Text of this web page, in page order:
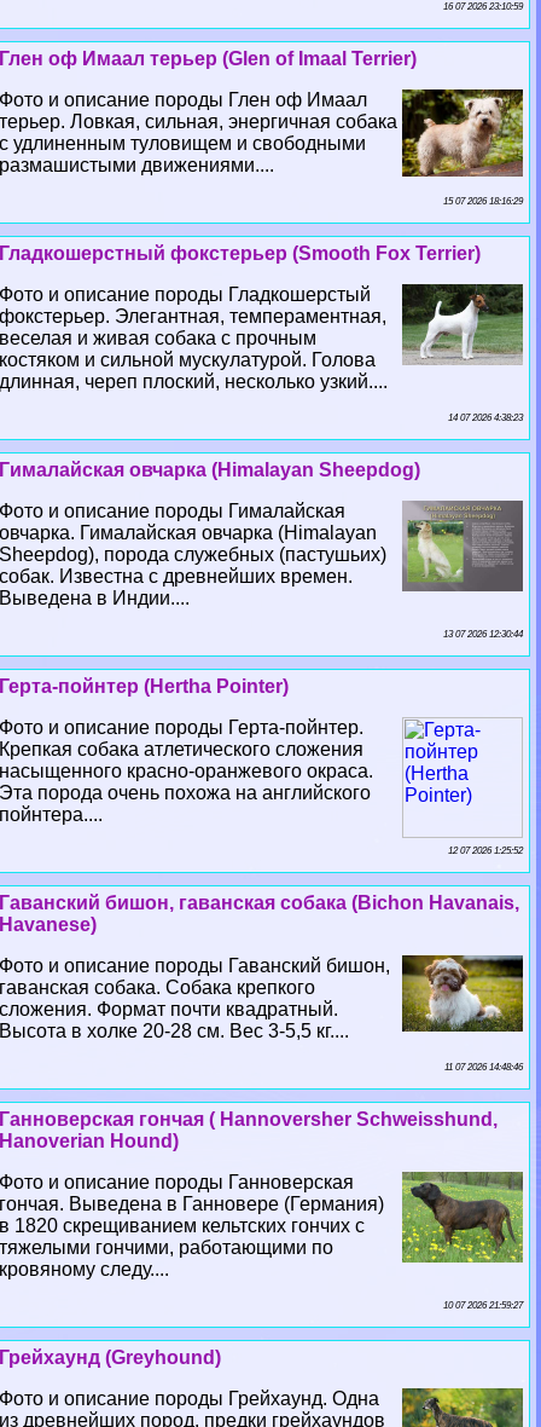
16 07 2026 23:10:59
Глен оф Имаал терьер (Glen of Imaal Terrier)
Фото и описание породы Глен оф Имаал
терьер. Ловкая, сильная, энергичная собака
с удлиненным туловищем и свободными
размашистыми движениями....
15 07 2026 18:16:29
Гладкошерстный фокстерьер (Smooth Fox Terrier)
Фото и описание породы Гладкошерстый
фокстерьер. Элегантная, темпераментная,
веселая и живая собака с прочным
костяком и сильной мускулатурой. Голова
длинная, череп плоский, несколько узкий....
14 07 2026 4:38:23
Гималайская овчарка (Himalayan Sheepdog)
Фото и описание породы Гималайская
овчарка. Гималайская овчарка (Himalayan
Sheepdog), порода служебных (пастушьих)
собак. Известна с древнейших времен.
Выведена в Индии....
13 07 2026 12:30:44
Герта-пойнтер (Hertha Pointer)
Фото и описание породы Герта-пойнтер.
Крепкая собака атлетического сложения
насыщенного красно-оранжевого окраса.
Эта порода очень похожа на английского
пойнтера....
12 07 2026 1:25:52
Гаванский бишон, гаванская собака (Bichon Havanais,
Havanese)
Фото и описание породы Гаванский бишон,
гаванская собака. Собака крепкого
сложения. Формат почти квадратный.
Высота в холке 20-28 см. Вес 3-5,5 кг....
11 07 2026 14:48:46
Ганноверская гончая ( Hannoversher Schweisshund,
Hanoverian Hound)
Фото и описание породы Ганноверская
гончая. Выведена в Ганновере (Германия)
в 1820 скрещиванием кельтских гончих с
тяжелыми гончими, работающими по
кровяному следу....
10 07 2026 21:59:27
Грейхаунд (Greyhound)
Фото и описание породы Грейхаунд. Одна
из древнейших пород, предки грейхаундов